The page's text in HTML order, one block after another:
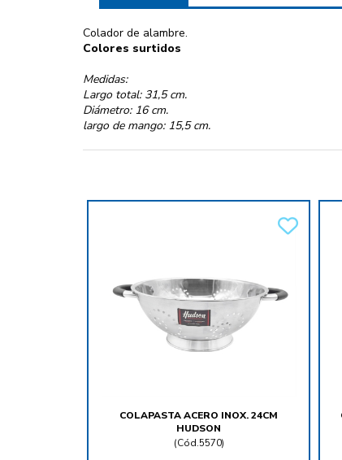
Colador de alambre.
Colores surtidos
Medidas:
Largo total: 31,5 cm.
Diámetro: 16 cm.
largo de mango: 15,5 cm.
COLAPASTA ACERO INOX. 24CM
HUDSON
(Cód.5570)